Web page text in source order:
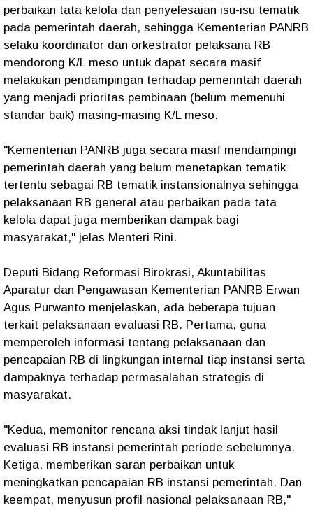
perbaikan tata kelola dan penyelesaian isu-isu tematik
pada pemerintah daerah, sehingga Kementerian PANRB
selaku koordinator dan orkestrator pelaksana RB
mendorong K/L meso untuk dapat secara masif
melakukan pendampingan terhadap pemerintah daerah
yang menjadi prioritas pembinaan (belum memenuhi
standar baik) masing-masing K/L meso.
"Kementerian PANRB juga secara masif mendampingi
pemerintah daerah yang belum menetapkan tematik
tertentu sebagai RB tematik instansionalnya sehingga
pelaksanaan RB general atau perbaikan pada tata
kelola dapat juga memberikan dampak bagi
masyarakat," jelas Menteri Rini.
Deputi Bidang Reformasi Birokrasi, Akuntabilitas
Aparatur dan Pengawasan Kementerian PANRB Erwan
Agus Purwanto menjelaskan, ada beberapa tujuan
terkait pelaksanaan evaluasi RB. Pertama, guna
memperoleh informasi tentang pelaksanaan dan
pencapaian RB di lingkungan internal tiap instansi serta
dampaknya terhadap permasalahan strategis di
masyarakat.
"Kedua, memonitor rencana aksi tindak lanjut hasil
evaluasi RB instansi pemerintah periode sebelumnya.
Ketiga, memberikan saran perbaikan untuk
meningkatkan pencapaian RB instansi pemerintah. Dan
keempat, menyusun profil nasional pelaksanaan RB,"